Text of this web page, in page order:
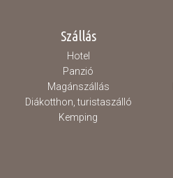
Szállás
Hotel
Panzió
Magánszállás
Diákotthon, turistaszálló
Kemping